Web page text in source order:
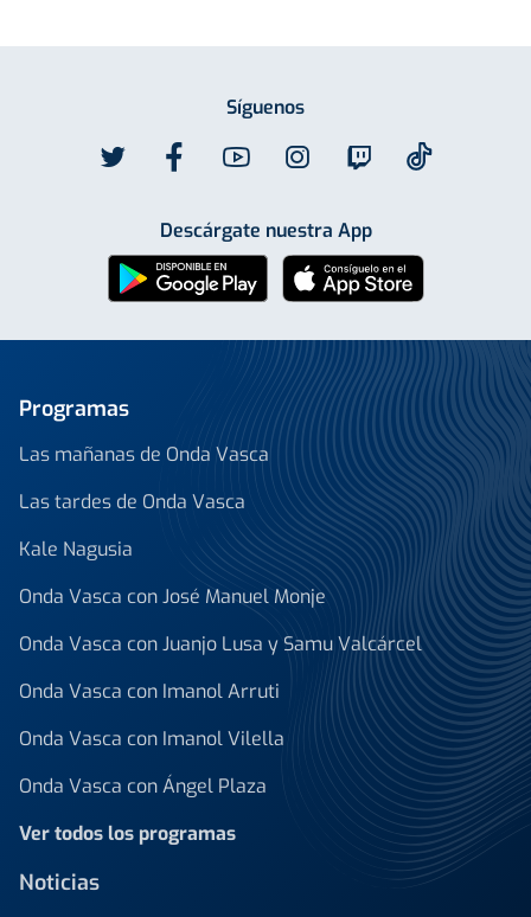
Síguenos
Descárgate nuestra App
Programas
Las mañanas de Onda Vasca
Las tardes de Onda Vasca
Kale Nagusia
Onda Vasca con José Manuel Monje
Onda Vasca con Juanjo Lusa y Samu Valcárcel
Onda Vasca con Imanol Arruti
Onda Vasca con Imanol Vilella
Onda Vasca con Ángel Plaza
Ver todos los programas
Noticias